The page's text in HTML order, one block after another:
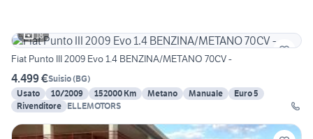
18
Fiat Punto III 2009 Evo 1.4 BENZINA/METANO 70CV -
4.499 €Suisio(BG)
Usato
10/2009 152000 Km Metano Manuale
Euro 5
Rivenditore ELLEMOTORS